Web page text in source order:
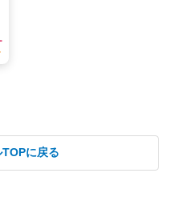
に戻る